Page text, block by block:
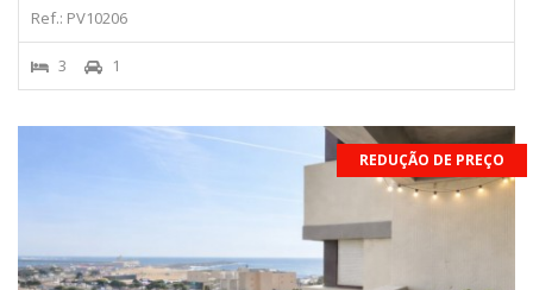
Ref.: PV10206
3 1
REDUÇÃO DE PREÇO